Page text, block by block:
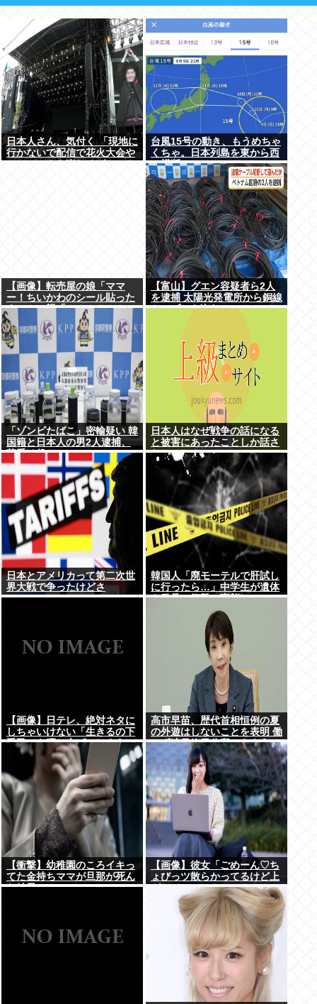
日本人さん、気付く 「現地に
行かないで配信で花火大会や
台風15号の動き、もうめちゃ
くちゃ。日本列島を東から西
に横断
【画像】転売屋の娘「ママ
ー！ちいかわのシール貼った
よー！」親「！！！！！！」
【富山】グエン容疑者ら2人
を逮捕 太陽光発電所から銅線
ケーブルを盗む
「ゾンビたばこ」密輸疑い 韓
国籍と日本人の男2人逮捕、
荷受け役か
日本人はなぜ戦争の話になる
と被害にあったことしか話さ
ないのか？
日本とアメリカって第二次世
界大戦で争ったけどさ
韓国人「廃モーテルで肝試し
に行ったら…」中学生が遺体
を発見、衝撃の事態に
【画像】日テレ、絶対ネタに
しちゃいけない「生きるの下
手民」を晒し上げてしまう
高市早苗、歴代首相恒例の夏
の外遊はしないことを表明 働
かず連日終日公邸のもよう
【衝撃】幼稚園のころイキっ
てた金持ちママが旦那が死ん
だ結果･････⇒！！
【画像】彼女「ごめーん♡ち
ょびっツ散らかってるけど上
がって～～～！」⇒！！